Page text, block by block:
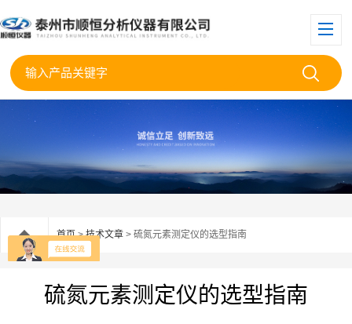
首页>技术文章 > 硫氮元素测定仪的选型指南
硫氮元素测定仪的选型指南